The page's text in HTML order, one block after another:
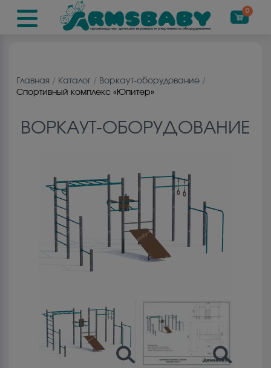
0
Главная / Каталог / Воркаут-оборудование /
Спортивный комплекс «Юпитер»
ВОРКАУТ-ОБОРУДОВАНИЕ